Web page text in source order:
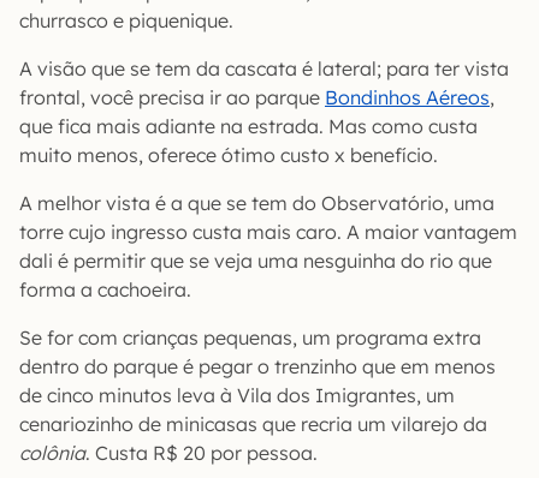
churrasco e piquenique.
A visão que se tem da cascata é lateral; para ter vista
frontal, você precisa ir ao parque Bondinhos Aéreos,
que fica mais adiante na estrada. Mas como custa
muito menos, oferece ótimo custo x benefício.
A melhor vista é a que se tem do Observatório, uma
torre cujo ingresso custa mais caro. A maior vantagem
dali é permitir que se veja uma nesguinha do rio que
forma a cachoeira.
Se for com crianças pequenas, um programa extra
dentro do parque é pegar o trenzinho que em menos
de cinco minutos leva à Vila dos Imigrantes, um
cenariozinho de minicasas que recria um vilarejo da
colônia. Custa R$ 20 por pessoa.